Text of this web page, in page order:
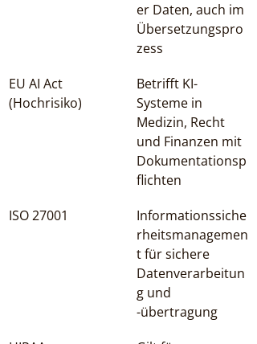
er Daten, auch im
Übersetzungspro
zess
EU AI Act
(Hochrisiko)
Betrifft KI-
Systeme in
Medizin, Recht
und Finanzen mit
Dokumentationsp
flichten
ISO 27001
Informationssiche
rheitsmanagemen
t für sichere
Datenverarbeitun
g und
-übertragung